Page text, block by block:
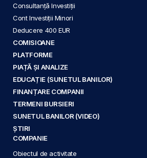
Consultanță Investiții
Cont Investiții Minori
Deducere 400 EUR
COMISIOANE
PLATFORME
PIAȚĂ ȘI ANALIZE
EDUCAȚIE (SUNETUL BANILOR)
FINANȚARE COMPANII
TERMENI BURSIERI
SUNETUL BANILOR (VIDEO)
ȘTIRI
COMPANIE
Obiectul de activitate